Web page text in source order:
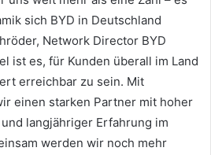
sich BYD in Deutschland
Network Director BYD
ist es, für Kunden überall im Land
erreichbar zu sein. Mit
einen starken Partner mit hoher
langjähriger Erfahrung im
werden wir noch mehr